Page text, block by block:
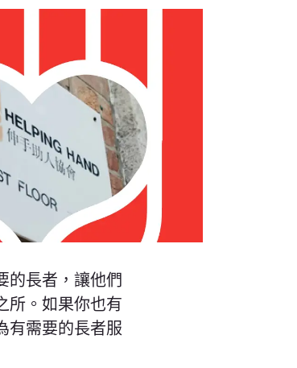
的長者，讓他們
所。如果你也有
有需要的長者服